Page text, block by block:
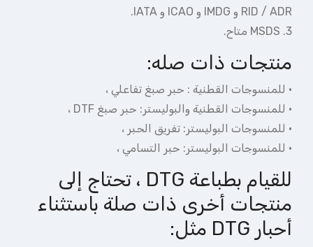
RID / ADR و IMDG و ICAO و IATA.
منتجات ذات صله:
· للمنسوجات القطنية :حبر صبغ تفاعلي،
· للمنسوجات القطنية والبوليستر:حبر صبغ DTF
،
· للمنسوجات البوليستر:تفريق الحبر،
· للمنسوجات البوليستر:حبر التسامي،
للقيام بطباعة DTG ، تحتاج إلى
منتجات أخرى ذات صلة باستثناء
أحبار DTG مثل: